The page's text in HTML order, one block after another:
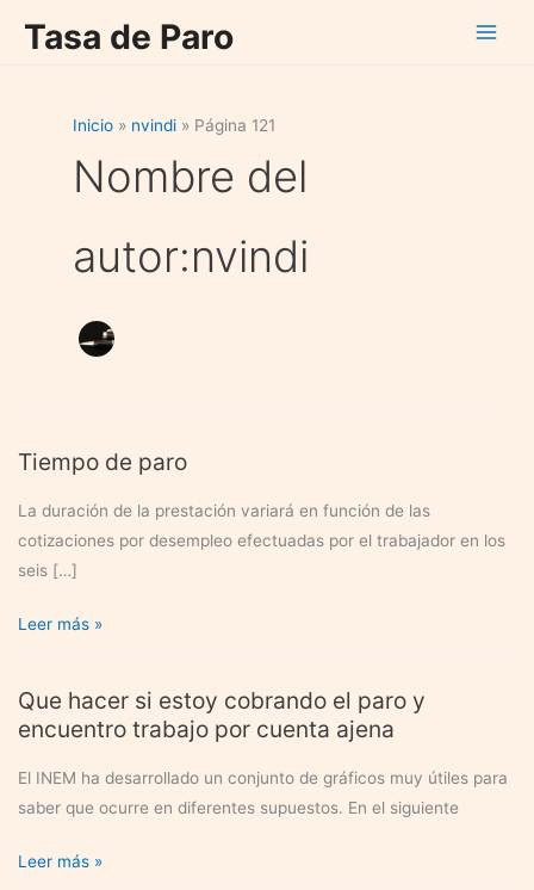
Tasa de Paro
Inicio nvindi Página 121
Nombre del
autor:nvindi
Tiempo de paro
La duración de la prestación variará en función de las
cotizaciones por desempleo efectuadas por el trabajador en los
seis […]
Tiempo
Leer más »
Que hacer si estoy cobrando el paro y
encuentro trabajo por cuenta ajena
El INEM ha desarrollado un conjunto de gráficos muy útiles para
saber que ocurre en diferentes supuestos. En el siguiente
Que
Leer más »